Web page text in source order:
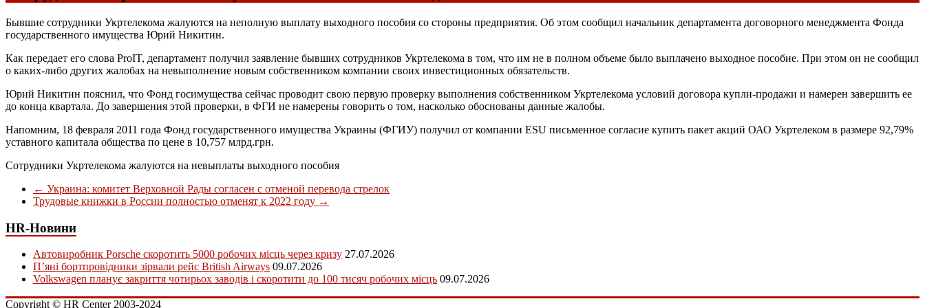
Бывшие сотрудники Укртелекома жалуются на неполную выплату выходного пособия со стороны предприятия. Об этом сообщил начальник департамента договорного менеджмента Фонда
государственного имущества Юрий Никитин.
Как передает его слова РroIT, департамент получил заявление бывших сотрудников Укртелекома в том, что им не в полном объеме было выплачено выходное пособие. При этом он не сообщил
о каких-либо других жалобах на невыполнение новым собственником компании своих инвестиционных обязательств.
Юрий Никитин пояснил, что Фонд госимущества сейчас проводит свою первую проверку выполнения собственником Укртелекома условий договора купли-продажи и намерен завершить ее
до конца квартала. До завершения этой проверки, в ФГИ не намерены говорить о том, насколько обоснованы данные жалобы.
Напомним, 18 февраля 2011 года Фонд государственного имущества Украины (ФГИУ) получил от компании ESU письменное согласие купить пакет акций ОАО Укртелеком в размере 92,79%
уставного капитала общества по цене в 10,757 млрд.грн.
Сотрудники Укртелекома жалуются на невыплаты выходного пособия
← Украина: комитет Верховной Рады согласен с отменой перевода стрелок
Трудовые книжки в России полностью отменят к 2022 году →
HR-Новини
Автовиробник Porsche скоротить 5000 робочих місць через кризу 27.07.2026
П’яні бортпровідники зірвали рейс British Airways 09.07.2026
Volkswagen планує закриття чотирьох заводів і скоротити до 100 тисяч робочих місць 09.07.2026
Copyright © HR Center 2003-2024